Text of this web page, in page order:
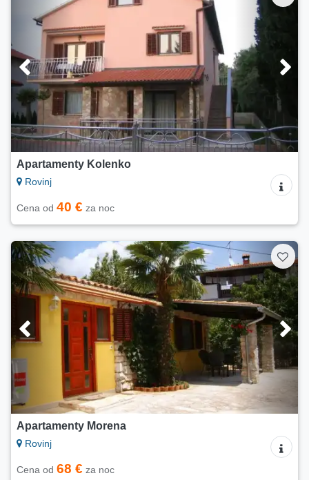
Apartamenty Kolenko
Rovinj
Cena od 40 € za noc
Apartamenty Morena
Rovinj
Cena od 68 € za noc